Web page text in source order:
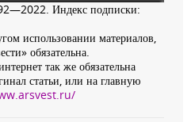
Индекс подписки:
использовании материалов,
обязательна.
так же обязательна
статьи, или на главную